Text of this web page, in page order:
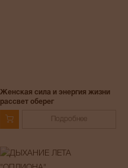
Женская сила и энергия жизни
рассвет оберег
Подробнее